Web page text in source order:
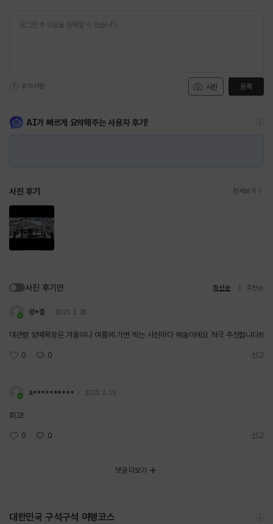
사진
유의사항 등록
AI가 빠르게 요약해주는 사용자 후기!
사진 후기 전체보기
사진 후기만 최신순 추천순
광*출 2023. 2. 28.
대관령 양떼목장은 겨울이나 여름에 가면 찍는 사진마다 예술이에요 적극 추천합니다!!!
0 0 신고
a********** 2023. 2. 15.
최고!
0 0 신고
댓글 더보기
대한민국 구석구석 여행코스